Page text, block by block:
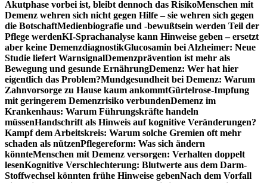
Akutphase vorbei ist, bleibt dennoch das RisikoMenschen mit
Demenz wehren sich nicht gegen Hilfe – sie wehren sich gegen
die BotschaftMedienbiografie und -bewußtsein werden Teil der
Pflege werdenKI-Sprachanalyse kann Hinweise geben – ersetzt
aber keine DemenzdiagnostikGlucosamin bei Alzheimer: Neue
Studie liefert WarnsignalDemenzprävention ist mehr als
Bewegung und gesunde ErnährungDemenz: Wer hat hier
eigentlich das Problem?Mundgesundheit bei Demenz: Warum
Zahnvorsorge zu Hause kaum ankommtGürtelrose-Impfung
mit geringerem Demenzrisiko verbundenDemenz im
Krankenhaus: Warum Führungskräfte handeln
müssenHandschrift als Hinweis auf kognitive Veränderungen?
Kampf dem Arbeitskreis: Warum solche Gremien oft mehr
schaden als nützenPflegereform: Was sich ändern
könnteMenschen mit Demenz versorgen: Verhalten doppelt
lesenKognitive Verschlechterung: Blutwerte aus dem Darm-
Stoffwechsel könnten frühe Hinweise gebenNach dem Vorfall